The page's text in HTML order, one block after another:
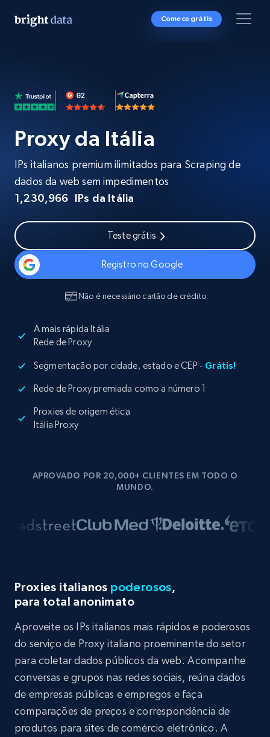
Comece grátis
Proxy da Itália
IPs italianos premium ilimitados para Scraping de
dados da web sem impedimentos
1,230,966 IPs da Itália
Teste grátis
Registro no Google
Não é necessário cartão de crédito
A mais rápida Itália
Rede de Proxy
Segmentação por cidade, estado e CEP - Grátis!
Rede de Proxy premiada como a número 1
Proxies de origem ética
Itália Proxy
APROVADO POR 20,000+ CLIENTES EM TODO O
MUNDO.
Proxies italianos poderosos,
para total anonimato
Aproveite os IPs italianos mais rápidos e poderosos
do serviço de Proxy italiano proeminente do setor
para coletar dados públicos da web. Acompanhe
conversas e grupos nas redes sociais, reúna dados
de empresas públicas e empregos e faça
comparações de preços e correspondência de
produtos para sites de comércio eletrônico. A